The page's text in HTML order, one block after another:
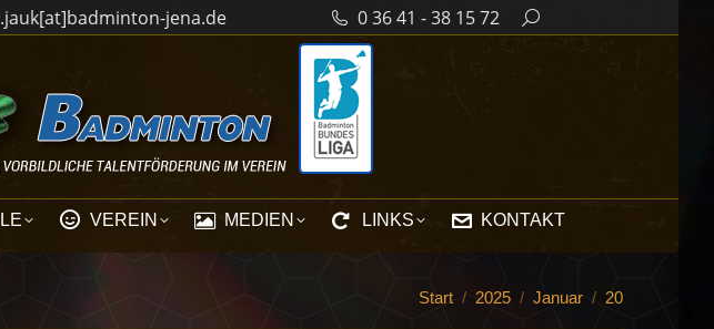
jena.de 0 36 41 - 38 15 72 Search:
VEREIN MEDIEN LINKS KONTAKT
Sie befinden sich hier:
Start 2025 Januar 20